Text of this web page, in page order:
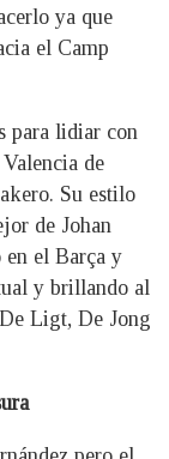
ya que
el Camp
para lidiar con
de
Su estilo
de Johan
en el Barça y
y brillando al
Ligt, De Jong